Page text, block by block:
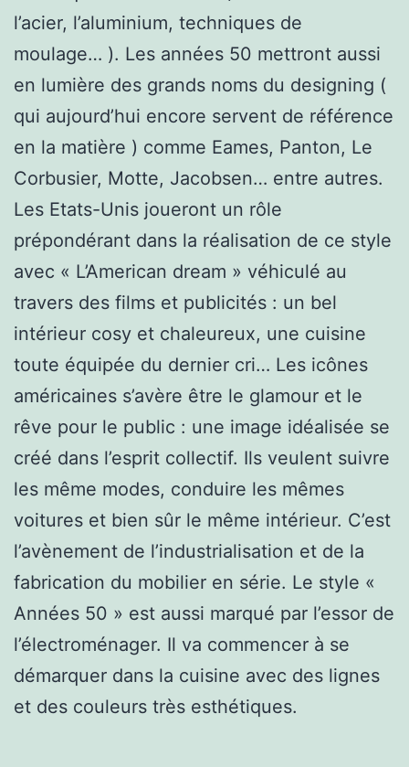
l’acier, l’aluminium, techniques de
moulage… ). Les années 50 mettront aussi
en lumière des grands noms du designing (
qui aujourd’hui encore servent de référence
en la matière ) comme Eames, Panton, Le
Corbusier, Motte, Jacobsen… entre autres.
Les Etats-Unis joueront un rôle
prépondérant dans la réalisation de ce style
avec « L’American dream » véhiculé au
travers des films et publicités : un bel
intérieur cosy et chaleureux, une cuisine
toute équipée du dernier cri… Les icônes
américaines s’avère être le glamour et le
rêve pour le public : une image idéalisée se
créé dans l’esprit collectif. Ils veulent suivre
les même modes, conduire les mêmes
voitures et bien sûr le même intérieur. C’est
l’avènement de l’industrialisation et de la
fabrication du mobilier en série. Le style «
Années 50 » est aussi marqué par l’essor de
l’électroménager. Il va commencer à se
démarquer dans la cuisine avec des lignes
et des couleurs très esthétiques.